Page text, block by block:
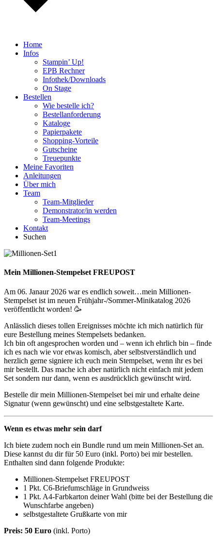
Home
Infos
Stampin’ Up!
EPB Rechner
Infothek/Downloads
On Stage
Bestellen
Wie bestelle ich?
Bestellanforderung
Kataloge
Papierpakete
Shopping-Vorteile
Gutscheine
Treuepunkte
Meine Favoriten
Anleitungen
Über mich
Team
Team-Mitglieder
Demonstrator/in werden
Team-Meetings
Kontakt
Suchen
Mein Millionen-Stempelset FREUPOST
Am 06. Janaur 2026 war es endlich soweit…mein Millionen-
Stempelset ist im neuen Frühjahr-/Sommer-Minikatalog 2026
veröffentlicht worden! 🥳
Anlässlich dieses tollen Ereignisses möchte ich mich natürlich für
eure Bestellung meines Stempelsets bedanken.
Ich bin oft angesprochen worden und – wenn ich ehrlich bin – finde
ich es nach wie vor etwas komisch, aber selbstverständlich und
herzlich gerne signiere ich euch mein Stempelset, wenn ihr es bei
mir bestellt. Das mache ich aber natürlich nicht einfach mit jedem
Set sondern nur dann, wenn es ausdrücklich gewünscht wird.
Bestelle dir mein Millionen-Stempelset bei mir und erhalte deine
Signatur (wenn gewünscht) und eine selbstgestaltete Karte.
Wenn es etwas mehr sein darf
Ich biete zudem noch ein Bundle rund um mein Millionen-Set an.
Diese kannst du dir für 50 Euro (inkl. Porto) bei mir bestellen.
Enthalten sind dann folgende Produkte:
Millionen-Stempelset FREUPOST
1 Pkt. C6-Briefumschläge in Grundweiss
1 Pkt. A4-Farbkarton deiner Wahl (bitte bei der Bestellung die
Wunschfarbe angeben)
selbstgestaltete Grußkarte von mir
Preis: 50 Euro (inkl. Porto)